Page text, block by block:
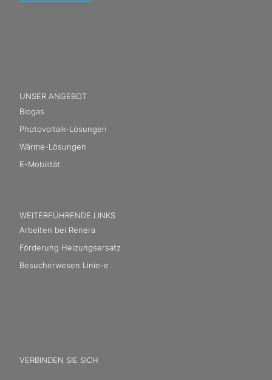
UNSER ANGEBOT
Biogas
Photovoltaik-Lösungen
Wärme-Lösungen
E-Mobilität
WEITERFÜHRENDE LINKS
Arbeiten bei Renera
Förderung Heizungsersatz
Besucherwesen Linie-e
VERBINDEN SIE SICH